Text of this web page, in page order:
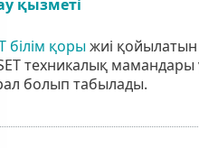
қызметі
білім қорыжиі қойылатын
техникалық
болып табылады.